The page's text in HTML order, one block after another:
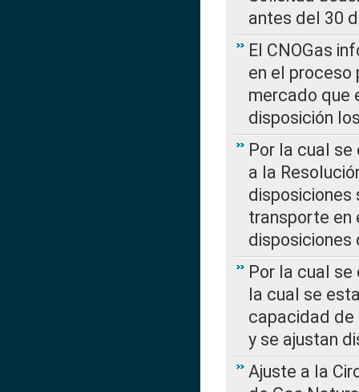
antes del 30
El CNOGas
en el
mercado que
disposición
Por la cual se
a la
disposiciones
transporte en
disposiciones
Por la cual se
la cual se
capacidad de
y se ajustan
Ajuste a la